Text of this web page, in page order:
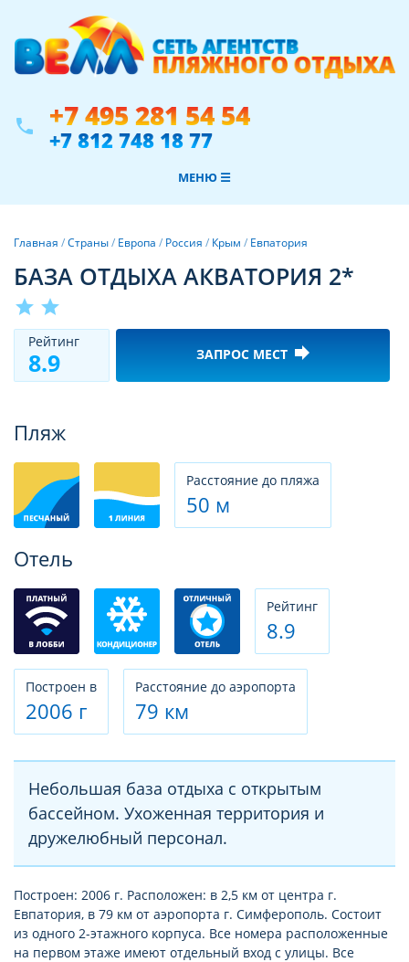
phone +7 495 281 54 54
+7 812 748 18 77
МЕНЮ ☰
Главная /Страны/ Европа / Россия / Крым / Евпатория
БАЗА ОТДЫХА АКВАТОРИЯ 2*
star star
Рeйтинг
8.9 ЗАПРОС МЕСТ forward
Пляж
Расстояние до пляжа
50 м
Отель
Рeйтинг
8.9
Построен в
2006 г
Расстояние до аэропорта
79 км
Небольшая база отдыха с открытым
бассейном. Ухоженная территория и
дружелюбный персонал.
Построен: 2006 г. Расположен: в 2,5 км от центра г.
Евпатория, в 79 км от аэропорта г. Симферополь. Состоит
из одного 2-этажного корпуса. Все номера расположенные
на первом этаже имеют отдельный вход с улицы. Все